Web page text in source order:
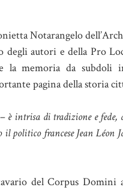
Notarangelo
autori e della Pro
la memoria da subdoli
pagina della storia
è intrisa di tradizione e fede,
politico francese Jean Léon
del Corpus Domini